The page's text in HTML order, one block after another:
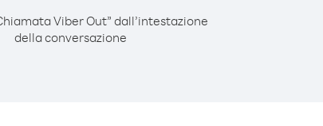
Viber Out” dall’intestazione
della conversazione